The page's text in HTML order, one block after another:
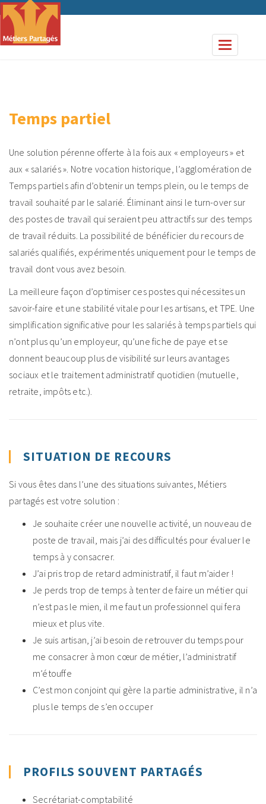
Toggle
Temps partiel
Une solution pérenne offerte à la fois aux « employeurs » et
aux « salariés ». Notre vocation historique, l’agglomération de
Temps partiels afin d’obtenir un temps plein, ou le temps de
travail souhaité par le salarié. Éliminant ainsi le turn-over sur
des postes de travail qui seraient peu attractifs sur des temps
de travail réduits. La possibilité de bénéficier du recours de
salariés qualifiés, expérimentés uniquement pour le temps de
travail dont vous avez besoin.
La meilleure façon d’optimiser ces postes qui nécessites un
savoir-faire et une stabilité vitale pour les artisans, et TPE. Une
simplification significative pour les salariés à temps partiels qui
n’ont plus qu’un employeur, qu’une fiche de paye et se
donnent beaucoup plus de visibilité sur leurs avantages
sociaux et le traitement administratif quotidien (mutuelle,
retraite, impôts etc.).
SITUATION DE RECOURS
Si vous êtes dans l’une des situations suivantes, Métiers
partagés est votre solution :
Je souhaite créer une nouvelle activité, un nouveau de
poste de travail, mais j’ai des difficultés pour évaluer le
temps à y consacrer.
J’ai pris trop de retard administratif, il faut m’aider !
Je perds trop de temps à tenter de faire un métier qui
n’est pas le mien, il me faut un professionnel qui fera
mieux et plus vite.
Je suis artisan, j’ai besoin de retrouver du temps pour
me consacrer à mon cœur de métier, l’administratif
m’étouffe
C’est mon conjoint qui gère la partie administrative, il n’a
plus le temps de s’en occuper
PROFILS SOUVENT PARTAGÉS
Secrétariat-comptabilité
Panneau de gestion des cookies